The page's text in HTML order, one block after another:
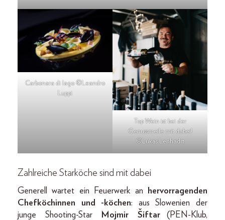
Carbonara di lago ©Leandro
Luppi
Top Wein ist bei der
Genussmeile mit dabei!
©Lukas Lenhadrt
Zahlreiche Starköche sind mit dabei
Generell wartet ein Feuerwerk an
hervorragenden
Chefköchinnen und -köchen: aus Slowenien der
junge Shooting-Star
Mojmir Šiftar (PEN-Klub,